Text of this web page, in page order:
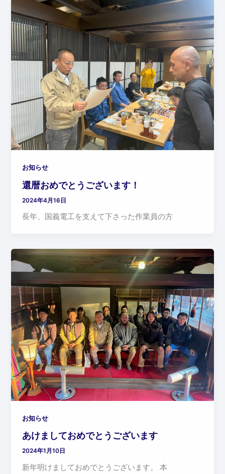
お知らせ
還暦おめでとうございます！
2024年4月16日
長年、国義電工を支えて下さった作業員の方
お知らせ
あけましておめでとうございます
2024年1月10日
新年明けましておめでとうございます。 本